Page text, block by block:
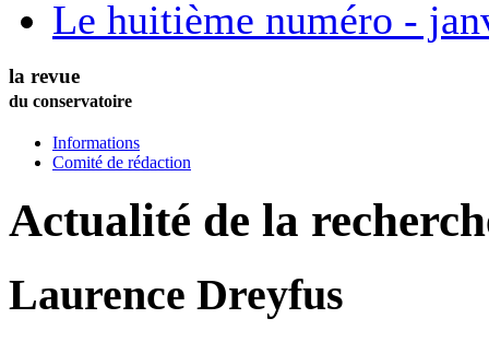
Le huitième numéro -
la revue
du conservatoire
Informations
Comité de rédaction
Actualité de la
Laurence Dreyfus